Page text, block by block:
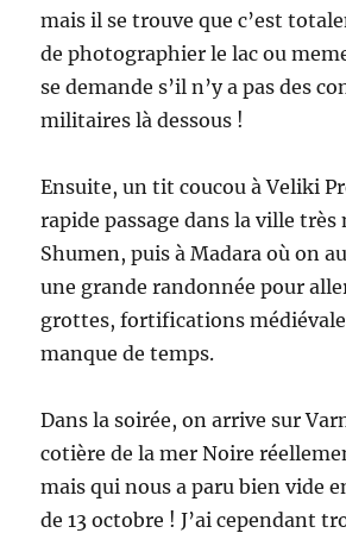
mais il se trouve que c’est
de photographier le lac ou
se demande s’il n’y a pas des
militaires là dessous !
Ensuite, un tit coucou à Veliki
rapide passage dans la ville très
Shumen, puis à Madara où on
une grande randonnée pour
grottes, fortifications
manque de temps.
Dans la soirée, on arrive sur
cotière de la mer Noire
mais qui nous a paru bien vide
de 13 octobre ! J’ai cependant